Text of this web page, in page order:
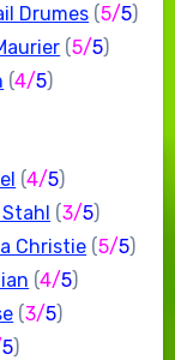
Drumes (5/5)
(5/5)
(4/5)
(4/5)
(3/5)
Christie (5/5)
(4/5)
(3/5)
5)